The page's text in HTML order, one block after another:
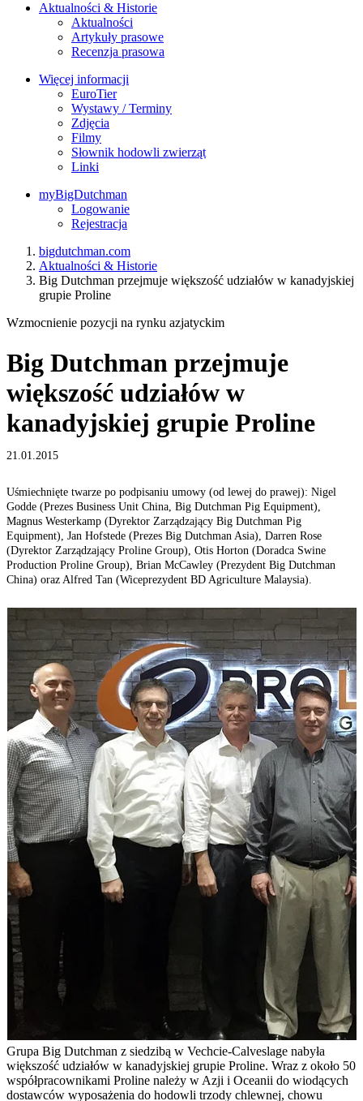
Aktualności & Historie
Aktualności
Artykuły prasowe
Recenzja prasowa
Więcej informacji
EuroTier
Wystawy / Terminy
Zdjęcia
Filmy
Słownik hodowli zwierząt
Linki
myBigDutchman
Logowanie
Rejestracja
bigdutchman.com
Aktualności & Historie
Big Dutchman przejmuje większość udziałów w kanadyjskiej
grupie Proline
Wzmocnienie pozycji na rynku azjatyckim
Big Dutchman przejmuje
większość udziałów w
kanadyjskiej grupie Proline
21.01.2015
Uśmiechnięte twarze po podpisaniu umowy (od lewej do prawej): Nigel
Godde (Prezes Business Unit China, Big Dutchman Pig Equipment),
Magnus Westerkamp (Dyrektor Zarządzający Big Dutchman Pig
Equipment), Jan Hofstede (Prezes Big Dutchman Asia), Darren Rose
(Dyrektor Zarządzający Proline Group), Otis Horton (Doradca Swine
Production Proline Group), Brian McCawley (Prezydent Big Dutchman
China) oraz Alfred Tan (Wiceprezydent BD Agriculture Malaysia).
Grupa Big Dutchman z siedzibą w Vechcie-Calveslage nabyła
większość udziałów w kanadyjskiej grupie Proline. Wraz z około 50
współpracownikami Proline należy w Azji i Oceanii do wiodących
dostawców wyposażenia do hodowli trzody chlewnej, chowu